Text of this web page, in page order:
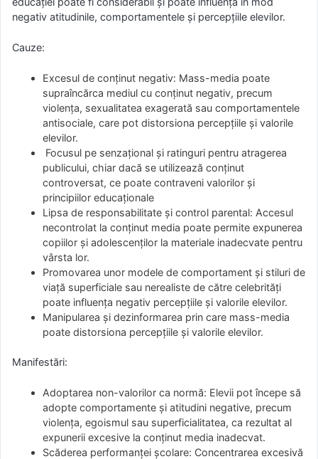
negativ atitudinile, comportamentele și percepțiile elevilor.
Cauze:
Excesul de conținut negativ: Mass-media poate
supraîncărca mediul cu conținut negativ, precum
violența, sexualitatea exagerată sau comportamentele
antisociale, care pot distorsiona percepțiile și valorile
elevilor.
Focusul pe senzațional și ratinguri pentru atragerea
publicului, chiar dacă se utilizează conținut
controversat, ce poate contraveni valorilor și
principiilor educaționale
Lipsa de responsabilitate și control parental: Accesul
necontrolat la conținut media poate permite expunerea
copiilor și adolescenților la materiale inadecvate pentru
vârsta lor.
Promovarea unor modele de comportament și stiluri de
viață superficiale sau nerealiste de către celebrități
poate influența negativ percepțiile și valorile elevilor.
Manipularea și dezinformarea prin care mass-media
poate distorsiona percepțiile și valorile elevilor.
Manifestări:
Adoptarea non-valorilor ca normă: Elevii pot începe să
adopte comportamente și atitudini negative, precum
violența, egoismul sau superficialitatea, ca rezultat al
expunerii excesive la conținut media inadecvat.
Scăderea performanței școlare: Concentrarea excesivă